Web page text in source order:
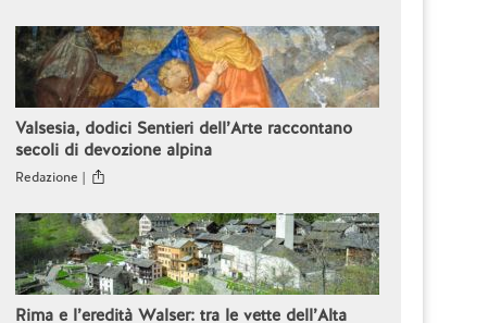
Valsesia, dodici Sentieri dell’Arte raccontano
secoli di devozione alpina
Redazione |
Rima e l’eredità Walser: tra le vette dell’Alta